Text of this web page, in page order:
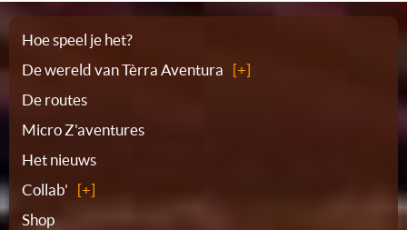
Plattegrond
Hoe speel je het?
De wereld van Tèrra Aventura
De routes
Micro Z'aventures
Het nieuws
Collab'
Shop